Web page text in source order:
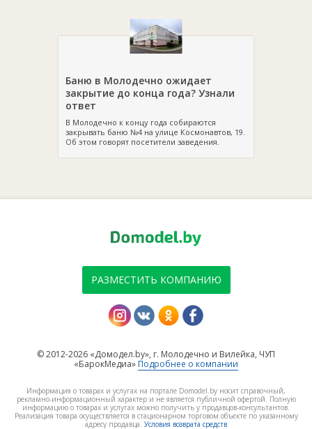
Баню в Молодечно ожидает
закрытие до конца года? Узнали
ответ
В Молодечно к концу года собираются
закрывать баню №4 на улице Космонавтов, 19.
Об этом говорят посетители заведения.
РАЗМЕСТИТЬ КОМПАНИЮ
© 2012-2026 «Домодел.by», г. Молодечно и Вилейка, ЧУП
«БарокМедиа» Подробнее о компании
Информация о товарах и услугах на портале Domodel.by носит справочный,
рекламно-информационный характер и не является публичной офертой. Полную
информацию о товарах и услугах можно получить у продавцов-консультантов.
Реализация товара осуществляется в стационарном торговом объекте по указанному
адресу продавца. Условия возврата средств